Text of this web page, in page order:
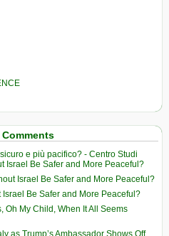
e più pacifico? - Centro Studi
Israel Be Safer and More Peaceful?
Israel Be Safer and More Peaceful?
Be Safer and More Peaceful?
Oh My Child, When It All Seems
as Trump’s Ambassador Shows Off